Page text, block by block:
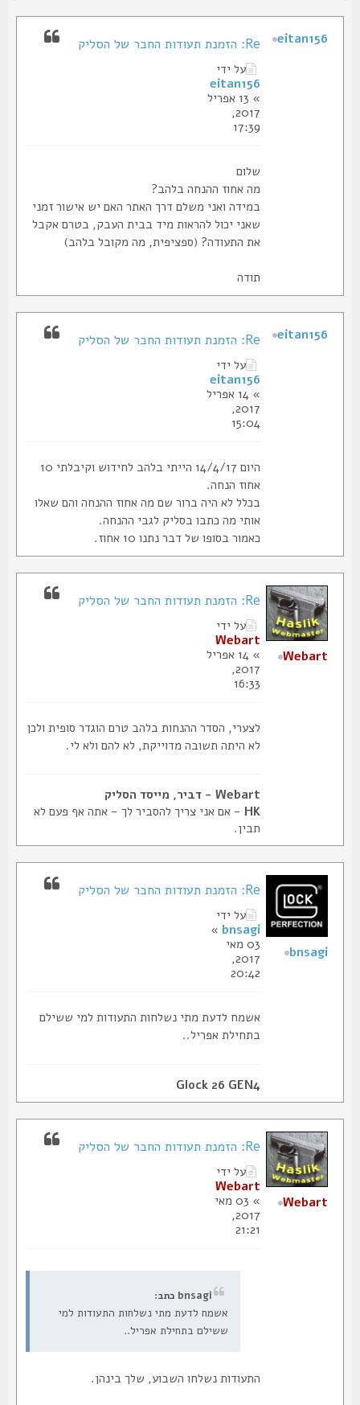
Re: הזמנת תעודות החבר של הסליק
על ידי
eitan156
» 13 אפריל
2017,
17:39
מה אחוז ההנחה בלהב?
במידה ואני משלם דרך האתר האם יש אישור זמני
שאני יכול להראות מיד בבית העבק, בטרם אקבל
את התעודה? (ספציפית, מה מקובל בלהב)
eitan156
Re: הזמנת תעודות החבר של הסליק
על ידי
eitan156
» 14 אפריל
2017,
15:04
היום 14/4/17 הייתי בלהב לחידוש וקיבלתי 10
אחוז הנחה.
בכלל לא היה ברור שם מה אחוז ההנחה והם שאלו
אותי מה כתבו בסליק לגבי ההנחה.
כאמור בסופו של דבר נתנו 10 אחוז.
eitan156
Re: הזמנת תעודות החבר של הסליק
על ידי
Webart
» 14 אפריל
2017,
16:33
לצערי, הסדר ההנחות בלהב טרם הוגדר סופית ולכן
לא היתה תשובה מדוייקת, לא להם ולא לי.
Webart - דביר, מייסד הסליק
- אם אני צריך להסביר לך - אתה אף פעם לא
תבין.
Webart
Re: הזמנת תעודות החבר של הסליק
על ידי
bnsagi
»
03 מאי
2017,
20:42
אשמח לדעת מתי נשלחות התעודות למי ששילם
בתחילת אפריל..
Glock 26 GEN4
bnsagi
Re: הזמנת תעודות החבר של הסליק
על ידי
Webart
» 03 מאי
2017,
bnsagi כתב:
אשמח לדעת מתי נשלחות התעודות למי
ששילם בתחילת אפריל..
התעודות נשלחו השבוע, שלך בינהן.
Webart